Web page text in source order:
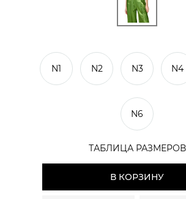
N1 N2 N3 N4
N6
ТАБЛИЦА РАЗМЕРОВ
В КОРЗИНУ